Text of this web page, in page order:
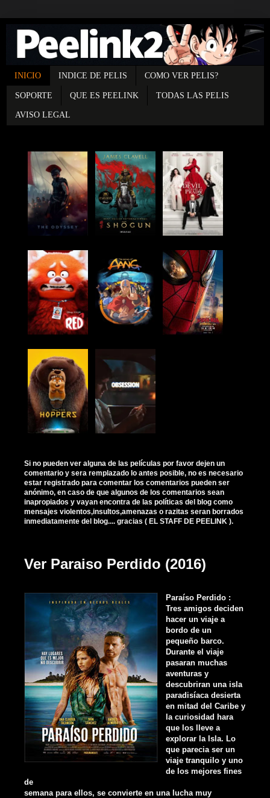
INICIO INDICE DE PELIS COMO VER PELIS?
SOPORTE QUE ES PEELINK TODAS LAS PELIS
AVISO LEGAL
Si no pueden ver alguna de las películas por favor dejen un
comentario y sera remplazado lo antes posible, no es necesario
estar registrado para comentar los comentarios pueden ser
anónimo, en caso de que algunos de los comentarios sean
inapropiados y vayan encontra de las políticas del blog como
mensajes violentos,insultos,amenazas o razitas seran borrados
inmediatamente del blog.... gracias ( EL STAFF DE PEELINK ).
Ver Paraiso Perdido (2016)
Paraíso Perdido :
Tres amigos deciden
hacer un viaje a
bordo de un
pequeño barco.
Durante el viaje
pasaran muchas
aventuras y
descubriran una isla
paradisíaca desierta
en mitad del Caribe y
la curiosidad hara
que los lleve a
explorar la Isla. Lo
que parecia ser un
viaje tranquilo y uno
de los mejores fines
de
semana para ellos, se convierte en una lucha muy